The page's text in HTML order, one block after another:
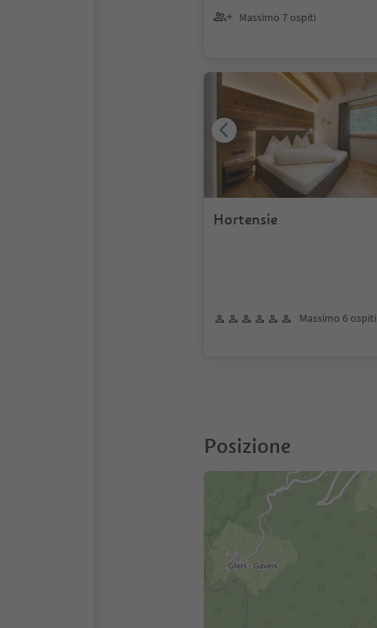
Massimo 7 ospiti
Hortensie
Massimo 6 ospiti
Posizione